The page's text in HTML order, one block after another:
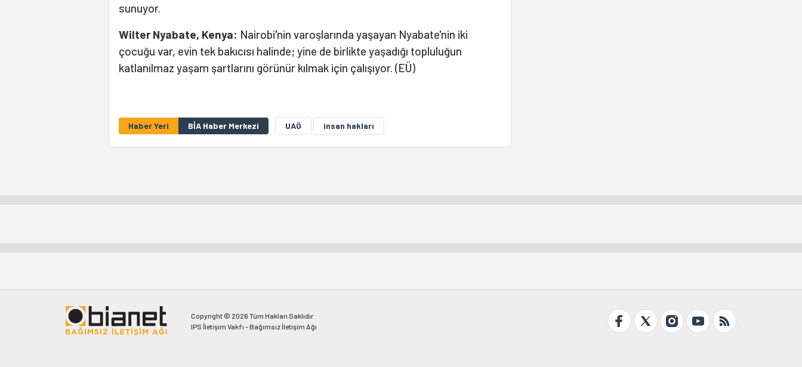
sunuyor.
Wilter Nyabate, Kenya: Nairobi'nin varoşlarında yaşayan Nyabate'nin iki
çocuğu var, evin tek bakıcısı halinde; yine de birlikte yaşadığı topluluğun
katlanılmaz yaşam şartlarını görünür kılmak için çalışıyor. (EÜ)
Haber Yeri BİA Haber Merkezi UAÖ insan hakları
Copyright © 2026 Tüm Hakları Saklıdır
IPS İletişim Vakfı - Bağımsız İletişim Ağı